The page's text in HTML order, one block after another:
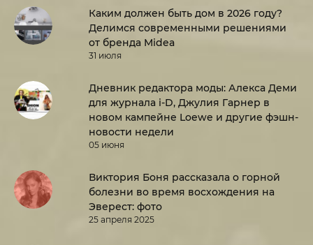
Каким должен быть дом в 2026 году?
Делимся современными решениями
от бренда Midea
31 июля
Дневник редактора моды: Алекса Деми
для журнала i-D, Джулия Гарнер в
новом кампейне Loewe и другие фэшн-
новости недели
05 июня
Виктория Боня рассказала о горной
болезни во время восхождения на
Эверест: фото
25 апреля 2025